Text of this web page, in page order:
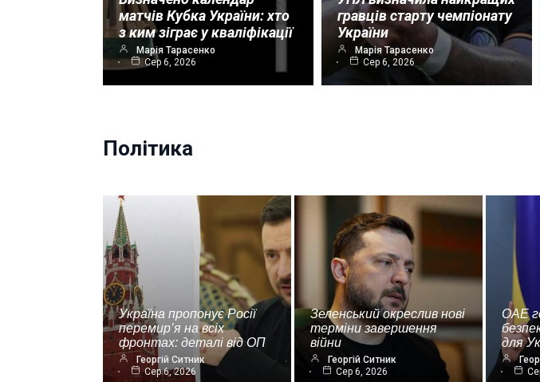
матчів Кубка України: хто
з ким зіграє у кваліфікації
Марія Тарасенко
Сер 6, 2026
гравців старту чемпіонату
України
Марія Тарасенко
Сер 6, 2026
Політика
Україна пропонує Росії
перемир’я на всіх
фронтах: деталі від ОП
Георгій Ситник
Сер 6, 2026
Зеленський окреслив нові
терміни завершення
війни
Георгій Ситник
Сер 6, 2026
ОАЕ
для